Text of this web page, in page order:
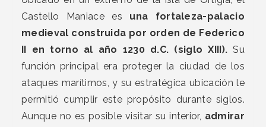
Castello Maniace es una fortaleza-palacio
medieval construida por orden de Federico
II en torno al año 1230 d.C. (siglo XIII).Su
función principal era proteger la ciudad de los
ataques marítimos, y su estratégica ubicación le
permitió cumplir este propósito durante siglos.
Aunque no es posible visitar su interior, admirar